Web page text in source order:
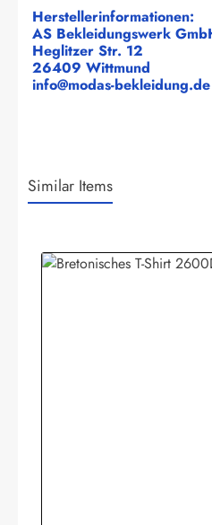
Herstellerinformationen:
AS Bekleidungswerk
Heglitzer Str. 12
26409 Wittmund
info@modas-bekleidung.de
Similar Items